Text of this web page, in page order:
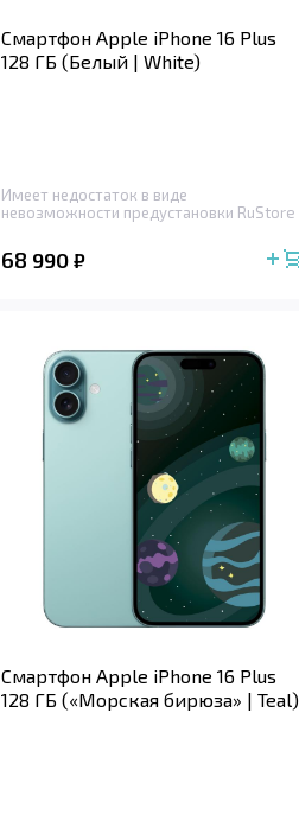
Смартфон Apple iPhone 16 Plus
128 ГБ (Белый | White)
Имеет недостаток в виде
невозможности предустановки RuStore
68 990 ₽
Смартфон Apple iPhone 16 Plus
128 ГБ («Морская бирюза» | Teal)